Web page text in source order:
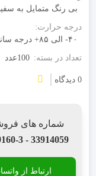
بی رنگ متمایل به
درجه حرارت:
۴۰- الی ۸۵+ درجه سانتی گراد
تعداد در بسته: 100عدد
0 دیدگاه
شماره های
33914059 - 33999160-3
ارتباط از